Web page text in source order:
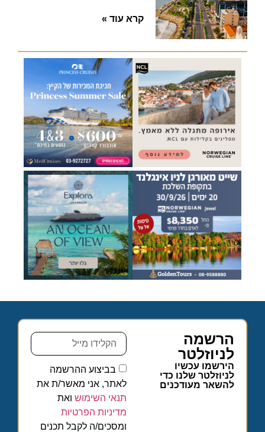
קרא עוד »
הרשמה
לניוזלטר
הירשמו עכשיו
לניוזלטר שלנו כדי
להשאר מעודכנים
בביצוע ההרשמה
לאתר, אני מאשר/ת את
תנאי השימוש ואת
מדיניות הפרטיות
ומסכים/ה לקבל תכנים